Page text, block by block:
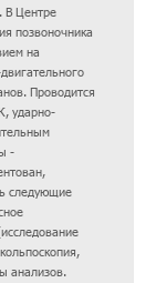
В Центре
позвоночника
на
Проводится
ударно-
-
следующие
анализов.